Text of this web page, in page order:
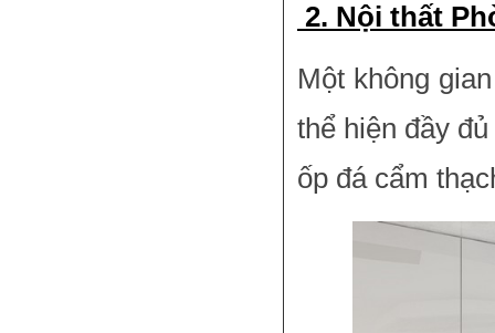
2. Nội thất
Một không
thể hiện đầy
ốp đá cẩm